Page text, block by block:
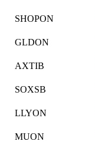
SHOPON
GLDON
AXTIB
SOXSB
LLYON
MUON